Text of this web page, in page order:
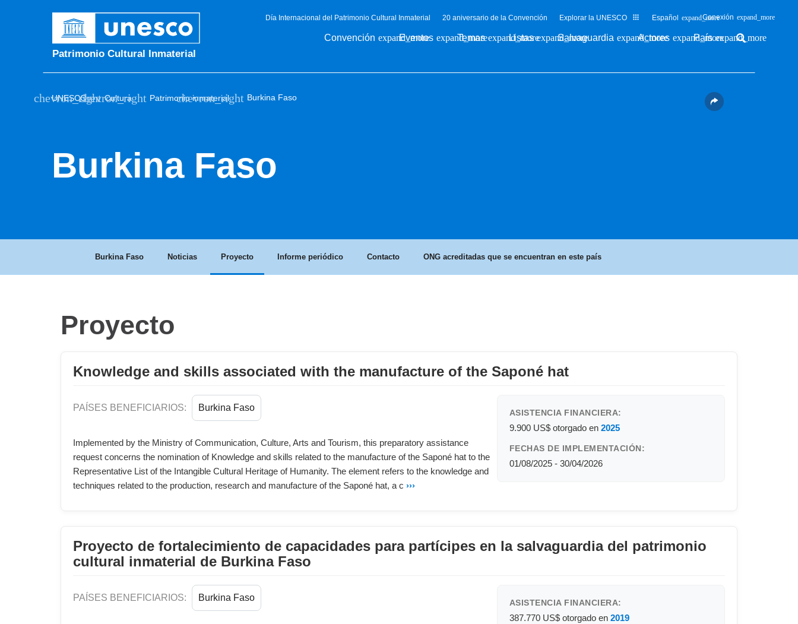
Patrimonio Cultural Inmaterial
Día Internacional del Patrimonio Cultural Inmaterial 20 aniversario de la Convención Explorar la UNESCO Español Conexión
Convención Eventos Temas Listas Salvaguardia Actores País
UNESCO Cultura Patrimonio inmaterial Burkina Faso
Burkina Faso
Burkina Faso Noticias Proyecto Informe periódico Contacto ONG acreditadas que se encuentran en este país
Proyecto
Knowledge and skills associated with the manufacture of the Saponé hat
PAÍSES BENEFICIARIOS: Burkina Faso
Implemented by the Ministry of Communication, Culture, Arts and Tourism, this preparatory assistance
request concerns the nomination of Knowledge and skills related to the manufacture of the Saponé hat to the
Representative List of the Intangible Cultural Heritage of Humanity. The element refers to the knowledge and
techniques related to the production, research and manufacture of the Saponé hat, a c ›››
ASISTENCIA FINANCIERA:
9.900 US$ otorgado en 2025
FECHAS DE IMPLEMENTACIÓN:
01/08/2025 - 30/04/2026
Proyecto de fortalecimiento de capacidades para partícipes en la salvaguardia del patrimonio
cultural inmaterial de Burkina Faso
PAÍSES BENEFICIARIOS: Burkina Faso
ASISTENCIA FINANCIERA:
387.770 US$ otorgado en 2019